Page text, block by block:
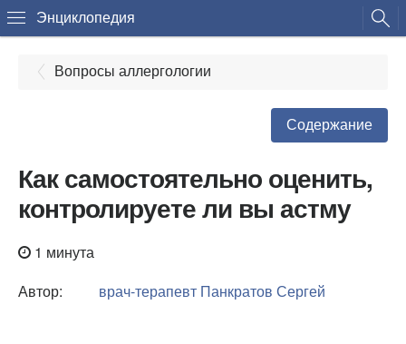
Энциклопедия
Вопросы аллергологии
Содержание
Как самостоятельно оценить,
контролируете ли вы астму
1 минута
Автор:
врач-терапевт Панкратов Сергей